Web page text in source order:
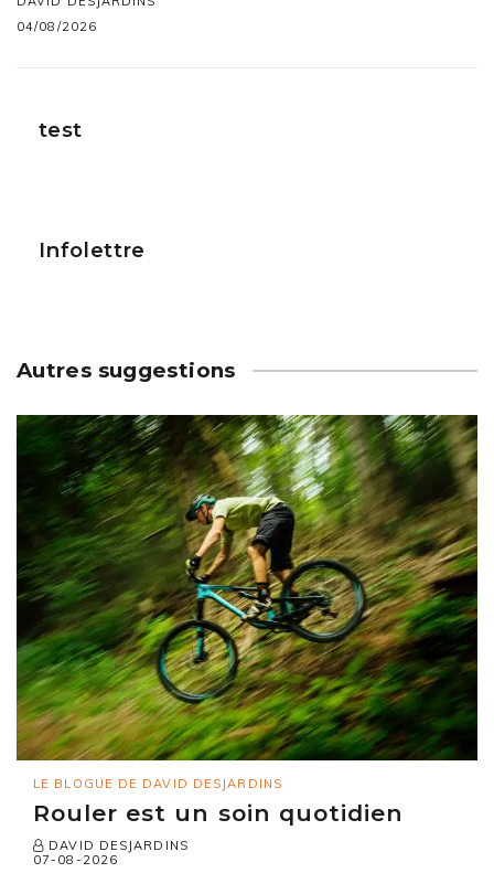
04/08/2026
test
Infolettre
Autres suggestions
LE BLOGUE DE DAVID DESJARDINS
Rouler est un soin quotidien
DAVID DESJARDINS
07-08-2026